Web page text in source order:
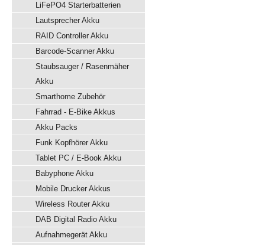
LiFePO4 Starterbatterien
Lautsprecher Akku
RAID Controller Akku
Barcode-Scanner Akku
Staubsauger / Rasenmäher
Akku
Smarthome Zubehör
Fahrrad - E-Bike Akkus
Akku Packs
Funk Kopfhörer Akku
Tablet PC / E-Book Akku
Babyphone Akku
Mobile Drucker Akkus
Wireless Router Akku
DAB Digital Radio Akku
Aufnahmegerät Akku